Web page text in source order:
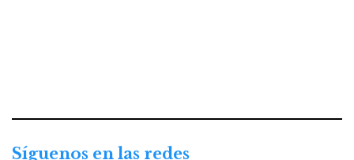
Síguenos en las redes